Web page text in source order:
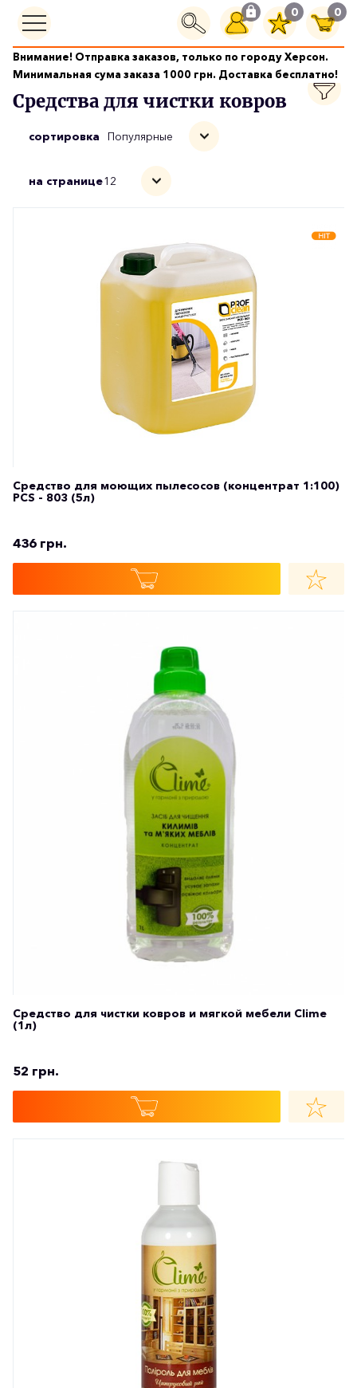
0 0
Внимание! Отправка заказов, только по городу Херсон.
Минимальная сума заказа 1000 грн. Доставка бесплатно!
Бытовая Химия Средства для чистки ковров
Средства для чистки ковров
сортировка Популярные
на странице12
Средство для моющих пылесосов (концентрат 1:100)
PCS - 803 (5л)
436 грн.
Средство для чистки ковров и мягкой мебели Clime
(1л)
52 грн.